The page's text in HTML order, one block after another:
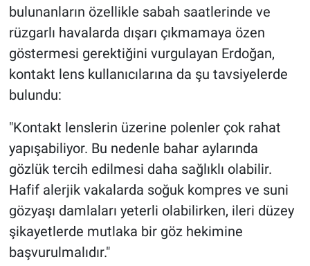
bulunanların özellikle sabah saatlerinde ve
rüzgarlı havalarda dışarı çıkmamaya özen
göstermesi gerektiğini vurgulayan Erdoğan,
kontakt lens kullanıcılarına da şu tavsiyelerde
bulundu:
"Kontakt lenslerin üzerine polenler çok rahat
yapışabiliyor. Bu nedenle bahar aylarında
gözlük tercih edilmesi daha sağlıklı olabilir.
Hafif alerjik vakalarda soğuk kompres ve suni
gözyaşı damlaları yeterli olabilirken, ileri düzey
şikayetlerde mutlaka bir göz hekimine
başvurulmalıdır."